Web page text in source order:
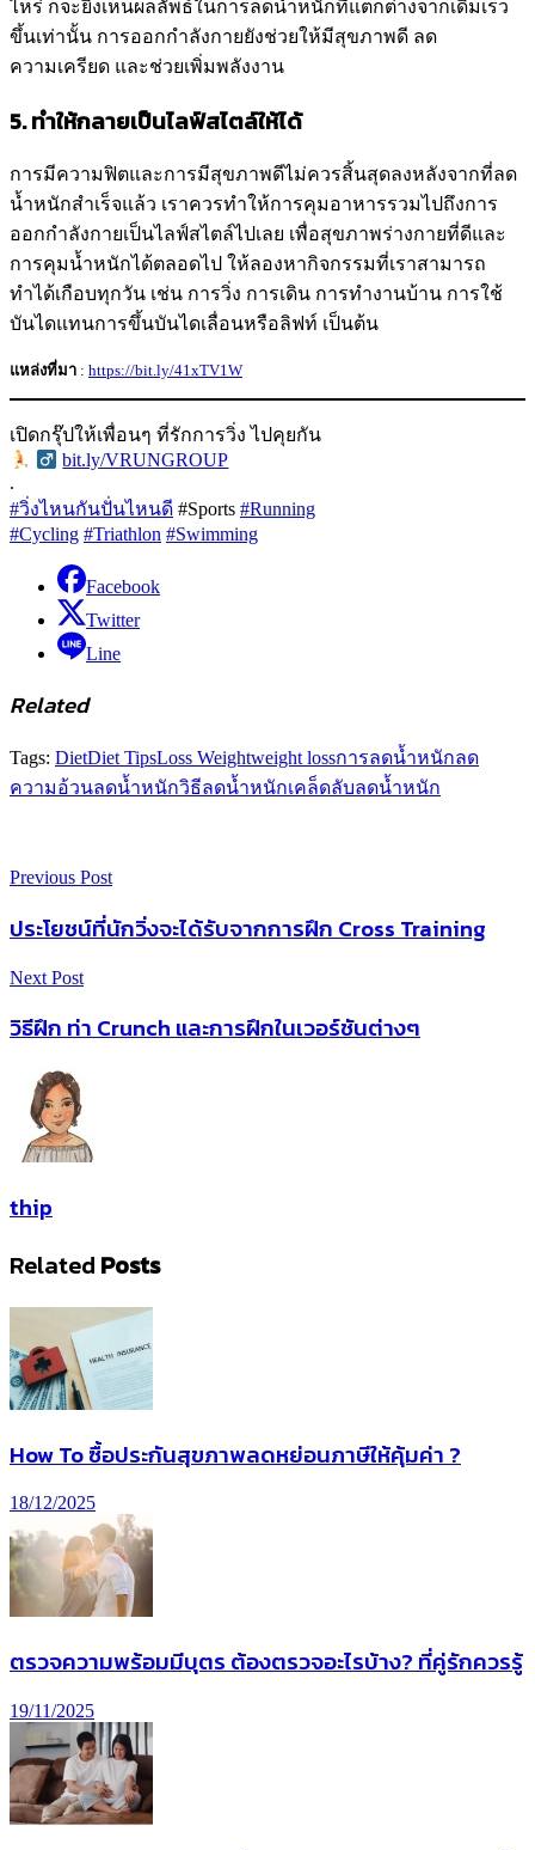
ไหร่ ก็จะยิ่งเห็นผลลัพธ์ในการลดน้ำหนักที่แตกต่างจากเดิมเร็ว
ขึ้นเท่านั้น การออกกำลังกายยังช่วยให้มีสุขภาพดี ลด
ความเครียด และช่วยเพิ่มพลังงาน
5. ทำให้กลายเป็นไลฟ์สไตล์ให้ได้
การมีความฟิตและการมีสุขภาพดีไม่ควรสิ้นสุดลงหลังจากที่ลด
น้ำหนักสำเร็จแล้ว เราควรทำให้การคุมอาหารรวมไปถึงการ
ออกกำลังกายเป็นไลฟ์สไตล์ไปเลย เพื่อสุขภาพร่างกายที่ดีและ
การคุมน้ำหนักได้ตลอดไป ให้ลองหากิจกรรมที่เราสามารถ
ทำได้เกือบทุกวัน เช่น การวิ่ง การเดิน การทำงานบ้าน การใช้
บันไดแทนการขึ้นบันไดเลื่อนหรือลิฟท์ เป็นต้น
แหล่งที่มา : https://bit.ly/41xTV1W
เปิดกรุ๊ปให้เพื่อนๆ ที่รักการวิ่ง ไปคุยกัน
bit.ly/VRUNGROUP
.
#วิ่งไหนกันปั่นไหนดี #Sports #Running
#Cycling #Triathlon #Swimming
Facebook
Twitter
Line
Related
Tags: DietDiet TipsLoss Weightweight lossการลดน้ำหนักลด
ความอ้วนลดน้ำหนักวิธีลดน้ำหนักเคล็ดลับลดน้ำหนัก
Previous Post
ประโยชน์ที่นักวิ่งจะได้รับจากการฝึก Cross Training
Next Post
วิธีฝึก ท่า Crunch และการฝึกในเวอร์ชันต่างๆ
thip
Related Posts
How To ซื้อประกันสุขภาพลดหย่อนภาษีให้คุ้มค่า ?
18/12/2025
ตรวจความพร้อมมีบุตร ต้องตรวจอะไรบ้าง? ที่คู่รักควรรู้
19/11/2025